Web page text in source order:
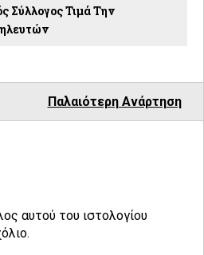
Σύλλογος Τιμά Την
Παλαιότερη Ανάρτηση
αυτού του ιστολογίου